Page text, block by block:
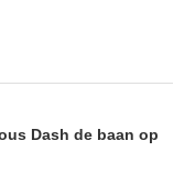
Dash de baan op